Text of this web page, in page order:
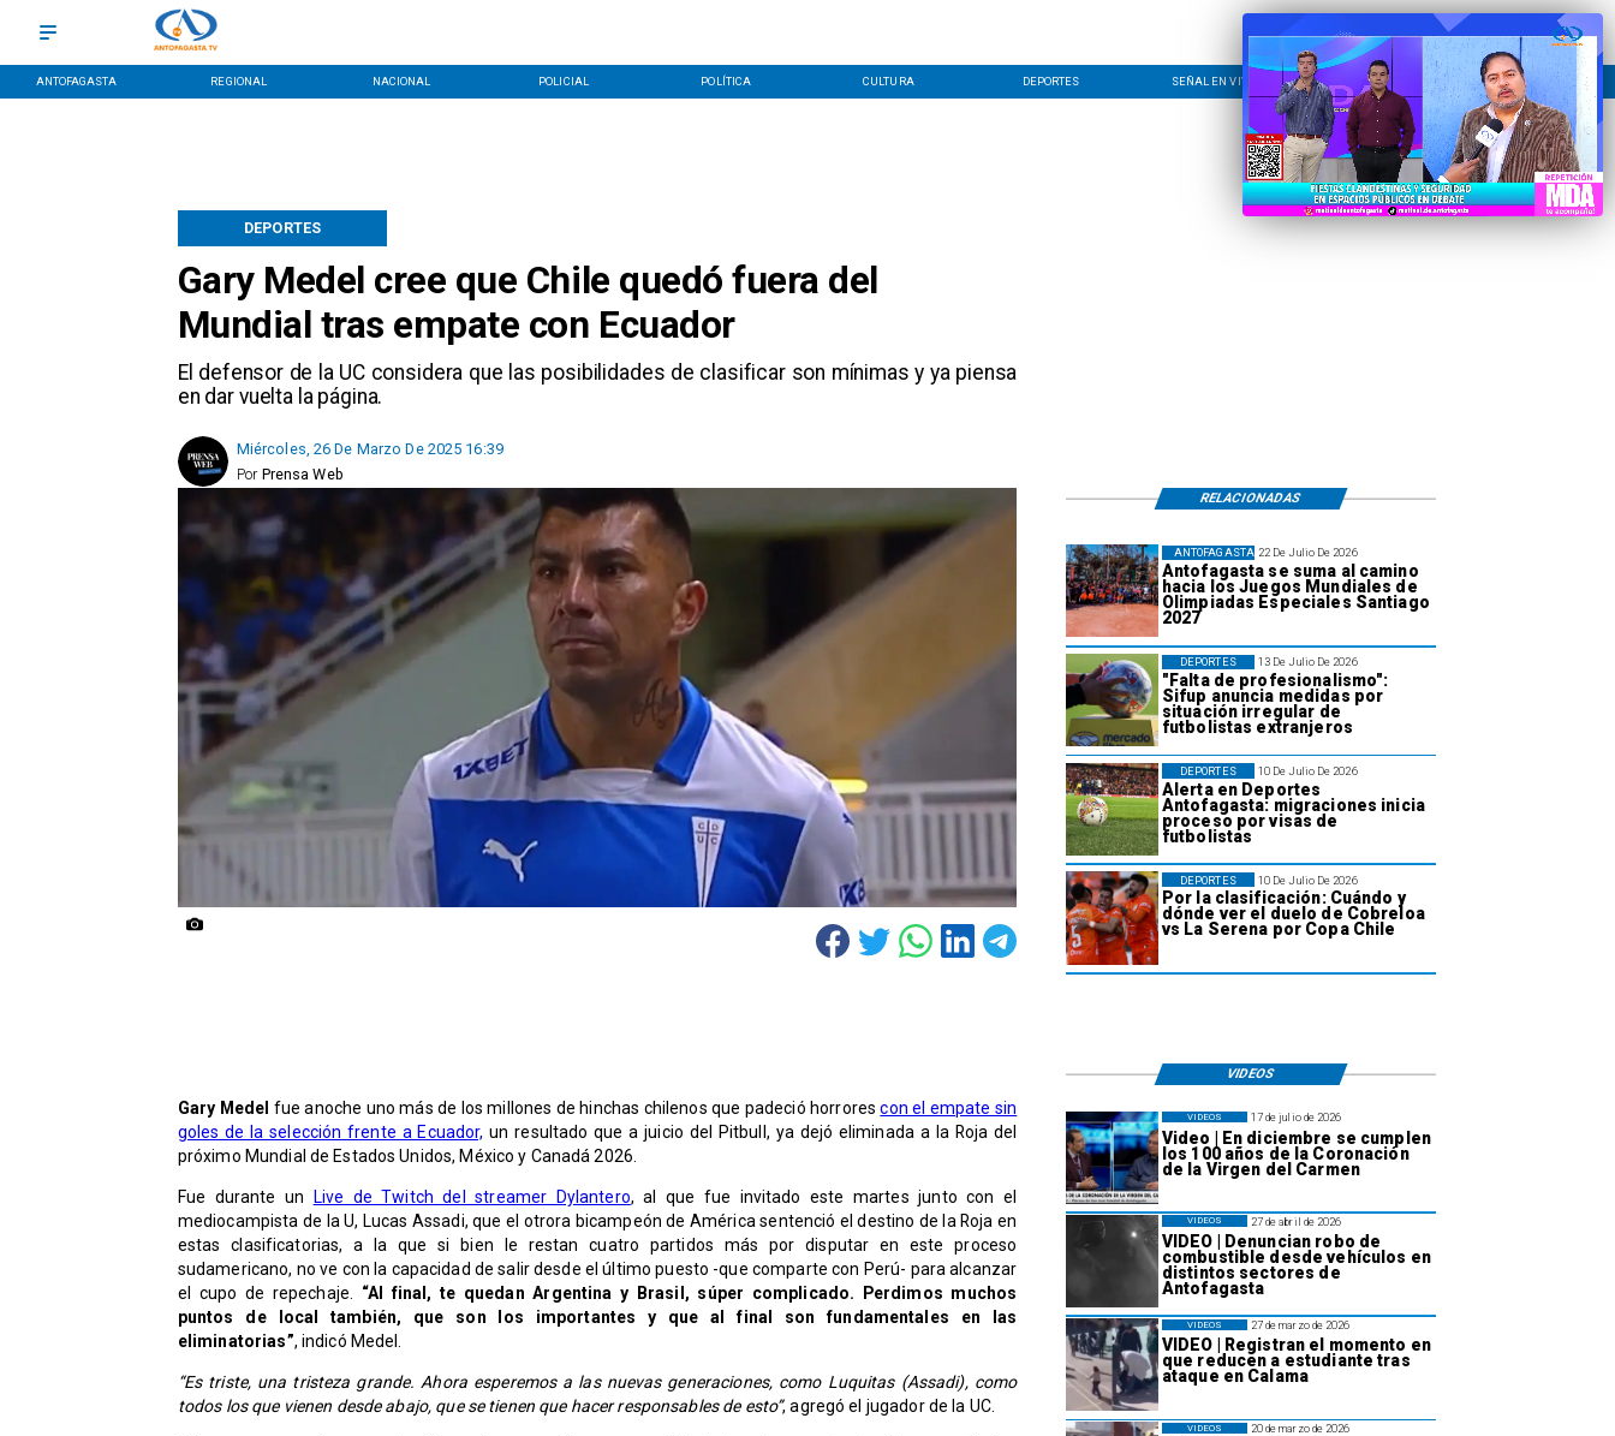
ANTOFAGASTA REGIONAL NACIONAL POLICIAL POLÍTICA CULTURA DEPORTES SEÑAL EN VIVO CONTACTO LÍNEA EDITORIAL
Gary Medel cree que Chile quedó fuera del
Mundial tras empate con Ecuador
El defensor de la UC considera que las posibilidades de clasificar son mínimas y ya piensa
en dar vuelta la página.
DEPORTES
Miércoles, 26 De Marzo De 2025 16:39
Prensa Web
Por
22 De Julio De 2026
Antofagasta se suma al camino
hacia los Juegos Mundiales de
Olimpiadas Especiales Santiago
2027
ANTOFAGASTA
13 De Julio De 2026
"Falta de profesionalismo":
Sifup anuncia medidas por
situación irregular de
futbolistas extranjeros
DEPORTES
10 De Julio De 2026
Alerta en Deportes
Antofagasta: migraciones inicia
proceso por visas de
futbolistas
DEPORTES
10 De Julio De 2026
Por la clasificación: Cuándo y
dónde ver el duelo de Cobreloa
vs La Serena por Copa Chile
DEPORTES
RELACIONADAS
Gary Medel fue anoche uno más de los millones de hinchas chilenos que padeció horrorescon el empate sin
goles de la selección frente a Ecuador, un resultado que a juicio del Pitbull, ya dejó eliminada a la Roja del
próximo Mundial de Estados Unidos, México y Canadá 2026.
Fue durante un Live de Twitch del streamer Dylantero, al que fue invitado este martes junto con el
mediocampista de la U, Lucas Assadi, que el otrora bicampeón de América sentenció el destino de la Roja en
estas clasificatorias, a la que si bien le restan cuatro partidos más por disputar en este proceso
sudamericano, no ve con la capacidad de salir desde el último puesto -que comparte con Perú- para alcanzar
el cupo de repechaje. “Al final, te quedan Argentina y Brasil, súper complicado. Perdimos muchos
puntos de local también, que son los importantes y que al final son fundamentales en las
eliminatorias”, indicó Medel.
“Es triste, una tristeza grande. Ahora esperemos a las nuevas generaciones, como Luquitas (Assadi), como
todos los que vienen desde abajo, que se tienen que hacer responsables de esto”, agregó el jugador de la UC.
VIDEOS
17 de julio de 2026
Video | En diciembre se cumplen
los 100 años de la Coronación
de la Virgen del Carmen
VIDEOS
27 de abril de 2026
VIDEO | Denuncian robo de
combustible desde vehículos en
distintos sectores de
Antofagasta
VIDEOS
27 de marzo de 2026
VIDEO | Registran el momento en
que reducen a estudiante tras
ataque en Calama
VIDEOS
20 de marzo de 2026
VIDEOS